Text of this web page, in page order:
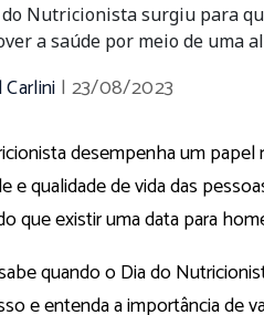
Nutricionista surgiu para
a saúde por meio de uma
| 23/08/2023
desempenha um papel
e qualidade de vida das
que existir uma data para
quando o Dia do
e entenda a importância de